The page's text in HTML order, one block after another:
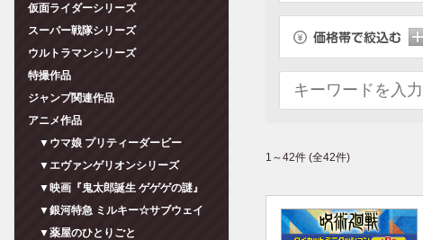
1～42件 (全42件)
仮面ライダーシリーズ
スーパー戦隊シリーズ
ウルトラマンシリーズ
特撮作品
ジャンプ関連作品
アニメ作品
▼ウマ娘 プリティーダービー
▼エヴァンゲリオンシリーズ
▼映画『鬼太郎誕生 ゲゲゲの謎』
▼銀河特急 ミルキー☆サブウェイ
▼薬屋のひとりごと